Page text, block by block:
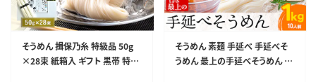
そうめん 揖保乃糸 特級品 50g
×28束 紙箱入 ギフト 黒帯 特級
そうめん 素麺 手延べ 手延べそ
うめん 最上の手延べそうめん 1k